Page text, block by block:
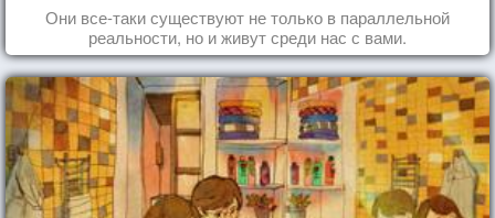
Они все-таки существуют не только в параллельной
реальности, но и живут среди нас с вами.